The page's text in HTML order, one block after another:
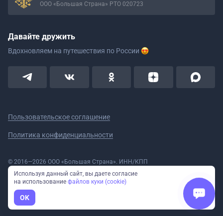
ООО «Большая Страна» РТО 020723
Давайте дружить
Вдохновляем на путешествия по России
Пользовательское соглашение
Политика конфиденциальности
© 2016—2026 ООО «Большая Страна». ИНН/КПП
5908078160/590801001 ОГРН 1185958020533
Номер в реестре Роскомнадзора № 59-18-006319 (Приказ № 321 от
11.10.2018)
Полное или частичное копирование изображений и текстов возможно
только с указанием активной ссылки на сайт Большая Страна.
Используя данный сайт, вы даете согласие
на использование файлов куки (cookie)
OK